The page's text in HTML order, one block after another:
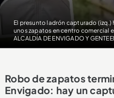
El presunto ladrón capturado
unos zapatos en centro comercial
ALCALDÍA DE ENVIGADO Y
Robo de zapatos
Envigado: hay un